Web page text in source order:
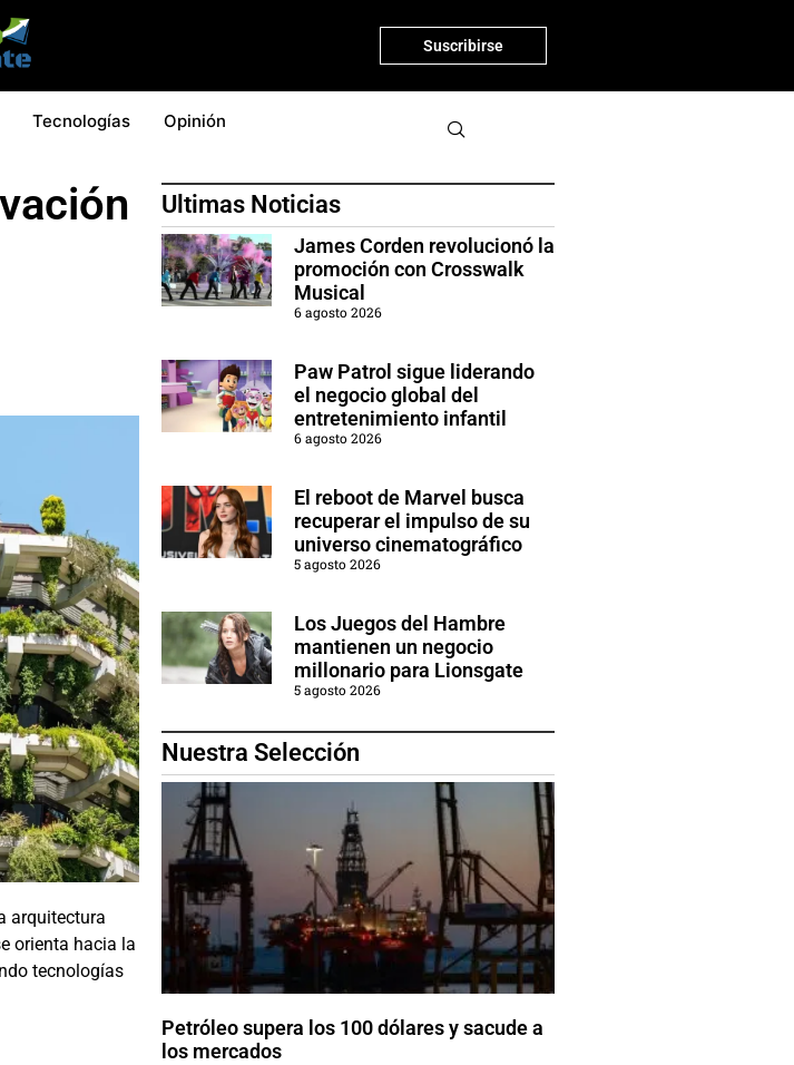
Suscribirse
Tecnologías Opinión
arquitectura
orienta hacia la
tecnologías
Ultimas Noticias
James Corden revolucionó la
promoción con Crosswalk
Musical
6 agosto 2026
Paw Patrol sigue liderando
el negocio global del
entretenimiento infantil
6 agosto 2026
El reboot de Marvel busca
recuperar el impulso de su
universo cinematográfico
5 agosto 2026
Los Juegos del Hambre
mantienen un negocio
millonario para Lionsgate
5 agosto 2026
Nuestra Selección
Petróleo supera los 100 dólares y sacude a
los mercados